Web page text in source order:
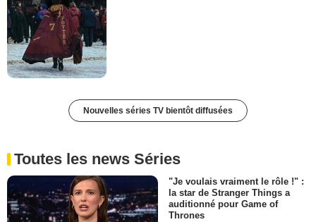
Nouvelles séries TV bientôt diffusées
Toutes les news Séries
"Je voulais vraiment le rôle !" :
la star de Stranger Things a
auditionné pour Game of
Thrones